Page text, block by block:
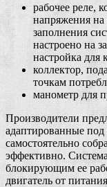
рабочее реле,
напряжения
заполнения
настроено на
настройка для
коллектор,
точкам
манометр для
Производители
адаптированные
самостоятельно
эффективно.
блокирующим ее
двигатель от